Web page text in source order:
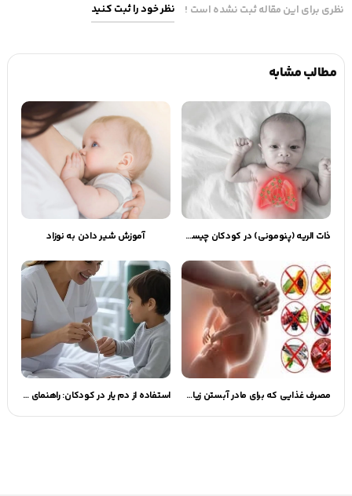
نظری برای این مقاله ثبت نشده است ! نظر خود را ثبت کنید
مطالب مشابه
ذات الریه (پنومونی) در کودکان چیست؟ آموزش شیر دادن به نوزاد
مصرف غذایی که برای مادر آبستن زیان آور است | گهوارک استفاده از دم یار در کودکان: راهنمای جامع برای مراقبت تنفسی و درمان آسم